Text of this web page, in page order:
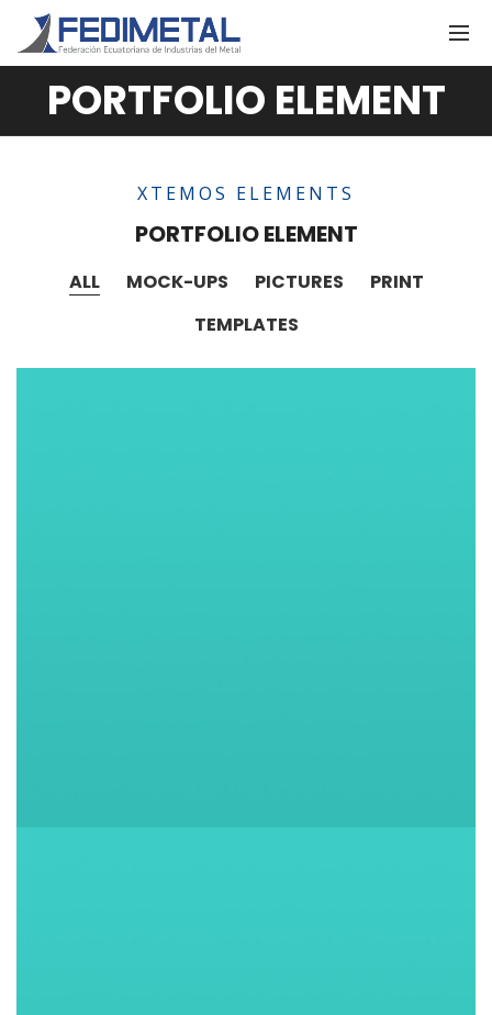
PORTFOLIO ELEMENT
XTEMOS ELEMENTS
PORTFOLIO ELEMENT
ALL MOCK-UPS PICTURES
PRINT
TEMPLATES